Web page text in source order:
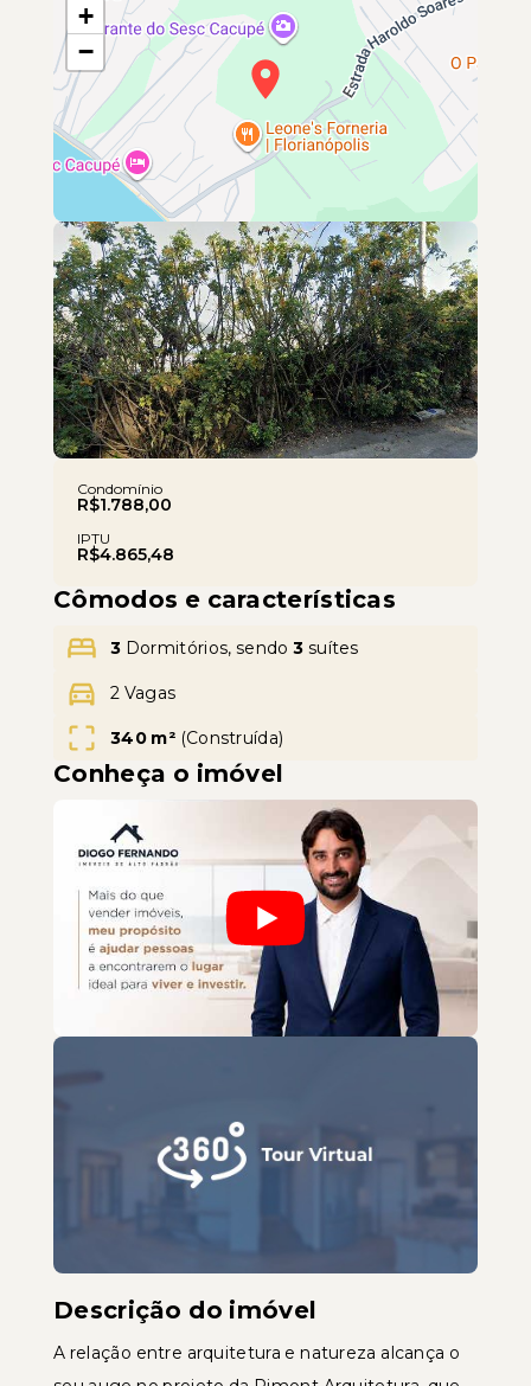
+
−
Leaflet
Condomínio
R$1.788,00
IPTU
R$4.865,48
Cômodos e características
3 Dormitórios, sendo3 suítes
2 Vagas
340 m² (Construída)
Conheça o imóvel
Descrição do imóvel
A relação entre arquitetura e natureza alcança o